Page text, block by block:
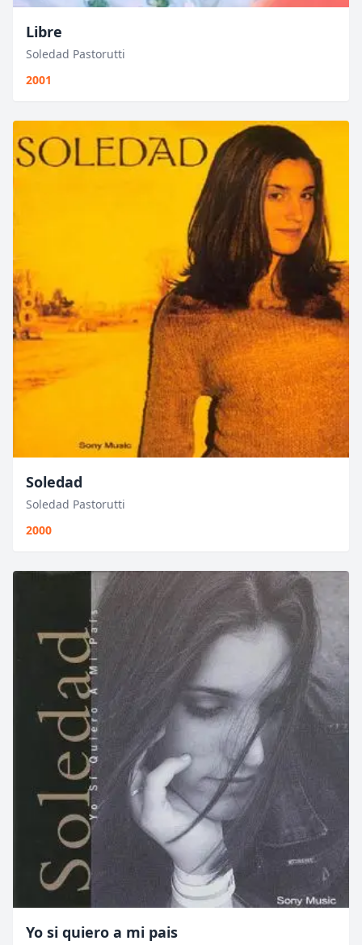
Libre
Soledad Pastorutti
2001
Soledad
Soledad Pastorutti
2000
Yo si quiero a mi pais